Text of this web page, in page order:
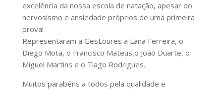
excelência da nossa escola de natação, apesar do
nervosismo e ansiedade próprios de uma primeira
prova!
Representaram a GesLoures a Lana Ferreira, o
Diego Mota, o Francisco Mateus,o João Duarte, o
Miguel Martins e o Tiago Rodrigues.
Muitos parabéns a todos pela qualidade e